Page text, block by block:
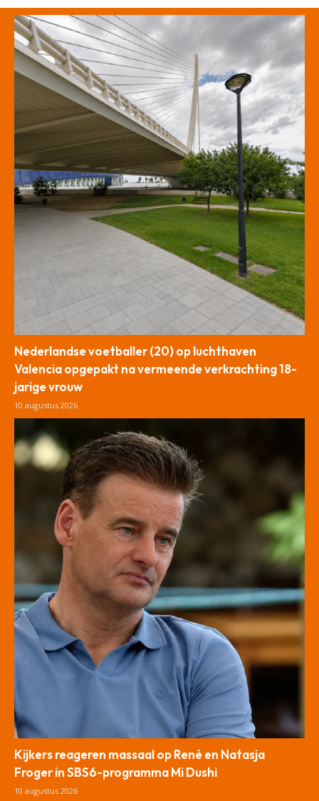
Nederlandse voetballer (20) op luchthaven
Valencia opgepakt na vermeende verkrachting 18-
jarige vrouw
10 augustus 2026
Kijkers reageren massaal op René en Natasja
Froger in SBS6-programma Mi Dushi
10 augustus 2026